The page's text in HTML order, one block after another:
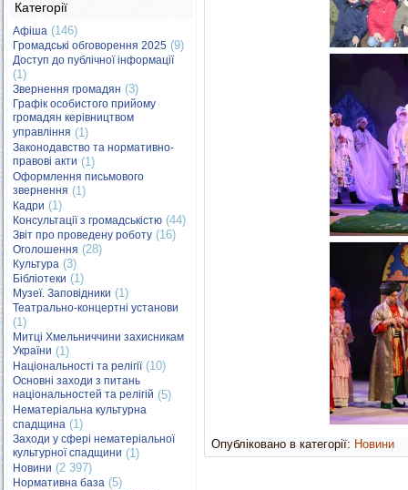
Категорії
Афіша (146)
Громадські обговорення 2025 (9)
Доступ до публічної інформації
(1)
Звернення громадян (3)
Графік особистого прийому
громадян керівництвом
управління (1)
Законодавство та нормативно-
правові акти (1)
Оформлення письмового
звернення (1)
Кадри (1)
Консультації з громадськістю (44)
Звіт про проведену роботу (16)
Оголошення (28)
Культура (3)
Бібліотеки (1)
Музеї. Заповідники (1)
Театрально-концертні установи
(1)
Митці Хмельниччини захисникам
України (1)
Національності та релігії(10)
Основні заходи з питань
національностей та релігій (5)
Нематеріальна культурна
спадщина (1)
Заходи у сфері нематеріальної
культурної спадщини (1)
Новини (2 397)
Нормативна база (5)
Опубліковано в категорії: Новини